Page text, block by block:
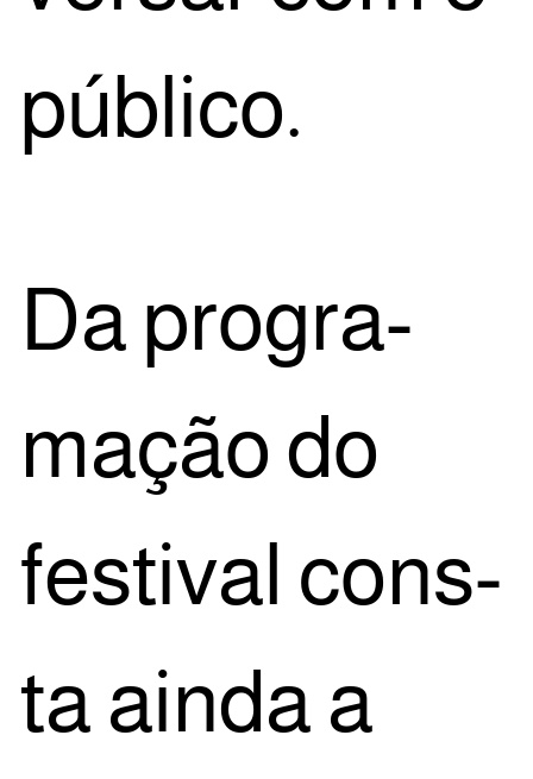
público.
Da pro­gra­
ma­ção do
fes­ti­val cons­
ta ain­da a